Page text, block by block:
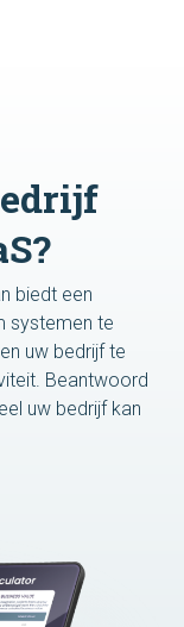
biedt een
systemen te
uw bedrijf te
Beantwoord
uw bedrijf kan